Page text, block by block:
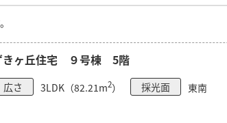
きヶ丘住宅 ９号棟 5階
広さ 3LDK（82.21m2） 採光面 東南